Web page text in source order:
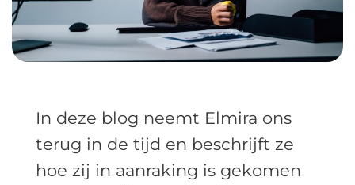
In deze blog neemt Elmira ons
terug in de tijd en beschrijft ze
hoe zij in aanraking is gekomen